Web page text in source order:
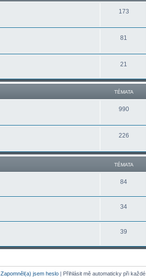
173
81
21
TÉMATA
990
226
TÉMATA
84
34
39
Zapomněl(a) jsem heslo | Přihlásit mě automaticky při